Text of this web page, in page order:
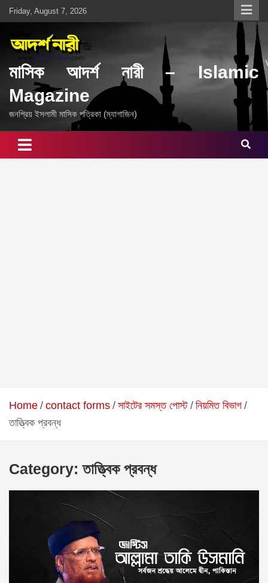
Skip
to
content
Friday, August 7, 2026
মাসিক আদর্শ নারী – Islamic
Magazine
জনপ্রিয় ইসলামী মাসিক পত্রিকা (ম্যাগাজিন)
Home contact forms সাইটের সমস্ত পোস্ট
নিয়মিত বিভাগ
তাত্ত্বিক প্রবন্ধ
Category:তাত্ত্বিক প্রবন্ধ